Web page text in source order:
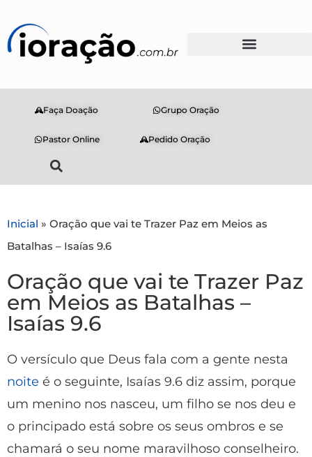
Faça Doação Grupo Oração
Pastor Online Pedido Oração
Inicial » Oração que vai te Trazer Paz em Meios as
Batalhas – Isaías 9.6
Oração que vai te Trazer Paz
em Meios as Batalhas –
Isaías 9.6
O versículo que Deus fala com a gente nesta
noite é o seguinte, Isaías 9.6 diz assim, porque
um menino nos nasceu, um filho se nos deu e
o principado está sobre os seus ombros e se
chamará o seu nome maravilhoso conselheiro.